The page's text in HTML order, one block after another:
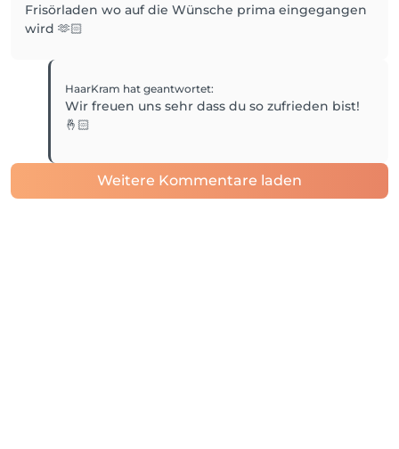
Frisörladen wo auf die Wünsche prima eingegangen
wird 🫶🏻
HaarKram hat geantwortet:
Wir freuen uns sehr dass du so zufrieden bist!
🤞🏻
Weitere Kommentare laden